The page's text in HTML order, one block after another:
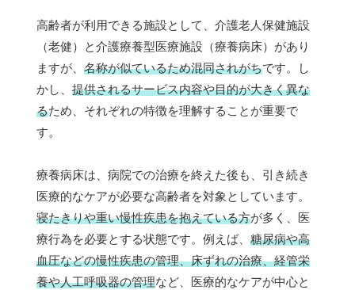
高齢者が利用できる施設として、介護老人保健施設
（老健）と介護療養型医療施設（療養病床）があり
ますが、 名称が似ているため混同されがちです。し
かし、 提供されるサービス内容や目的が大きく異な
るため、それぞれの特徴を理解することが重要で
す。
療養病床は、病院での治療を終えた後も、引き続き
医療的なケアが必要な高齢者を対象としています。
寝たきりや重い慢性疾患を抱えている方が多く、医
療行為を必要とする状態です。例えば、 糖尿病や高
血圧などの慢性疾患の管理、床ずれの治療、経管栄
養や人工呼吸器の管理など、医療的なケアが中心と